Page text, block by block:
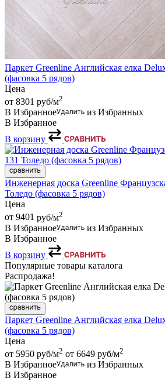
Паркет Greenline Английская елка
(фасовка 5 рядов)
Цена
от 8301 руб/м2
В Избранное
из Избранных
В Избранное
В корзину
Инженерная доска Greenline
Толедо (фасовка 5 рядов)
Цена
от 9401 руб/м2
В Избранное
из Избранных
В Избранное
В корзину
Популярные товары каталога
Распродажа!
Паркет Greenline Английская елка
(фасовка 5 рядов)
Цена
от 5950 руб/м2 от 6649 руб/м2
В Избранное
из Избранных
В Избранное